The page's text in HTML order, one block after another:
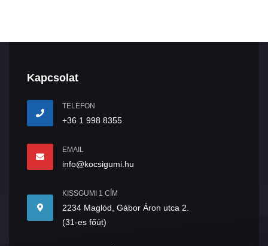
Kapcsolat
TELEFON
+36 1 998 8355
EMAIL
info@kocsigumi.hu
KISSGUMI 1 CÍM
2234 Maglód, Gábor Áron utca 2.
(31-es főút)